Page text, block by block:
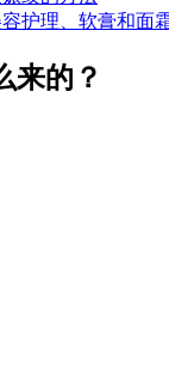
护理、软膏和面霜
来的？